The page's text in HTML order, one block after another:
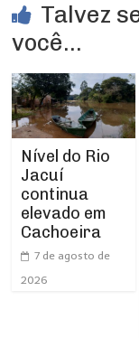
Talvez
você...
Nível do Rio
Jacuí
continua
elevado em
Cachoeira
7 de agosto de
2026